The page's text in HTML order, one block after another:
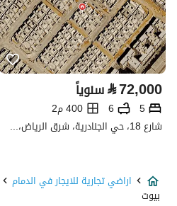
خط الطول
تفاصيل العقار
نوع الإعلان
استخدام العقار
-
السعر
234000
⃁72,000 سنوياً
5
6
400 م2
شارع 18، حي الجنادرية، شرق الرياض، الرياض
اراضي تجارية للايجار في الدمام
بيوت